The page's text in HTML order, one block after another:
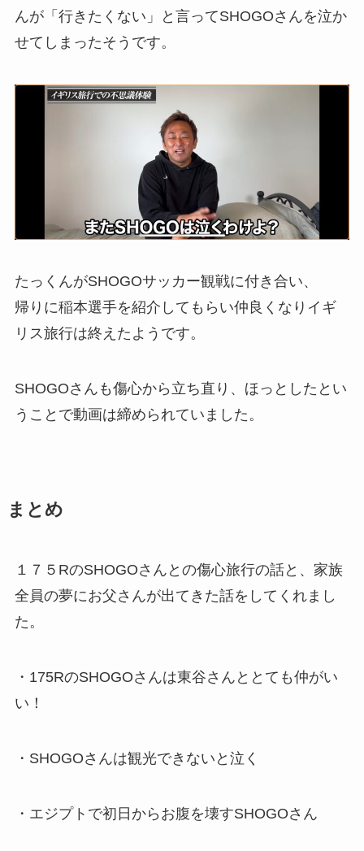
んが「行きたくない」と言ってSHOGOさんを泣か
せてしまったそうです。
たっくんがSHOGOサッカー観戦に付き合い、
帰りに稲本選手を紹介してもらい仲良くなりイギ
リス旅行は終えたようです。
SHOGOさんも傷心から立ち直り、ほっとしたとい
うことで動画は締められていました。
まとめ
１７５RのSHOGOさんとの傷心旅行の話と、家族
全員の夢にお父さんが出てきた話をしてくれまし
た。
・175RのSHOGOさんは東谷さんととても仲がい
い！
・SHOGOさんは観光できないと泣く
・エジプトで初日からお腹を壊すSHOGOさん